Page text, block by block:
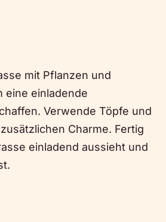
mit Pflanzen und
eine einladende
Verwende Töpfe und
Charme. Fertig
einladend aussieht und